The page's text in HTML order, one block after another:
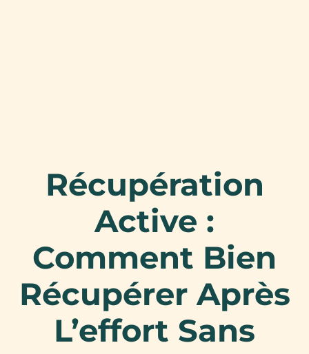
Récupération
Active :
Comment Bien
Récupérer Après
L’effort Sans